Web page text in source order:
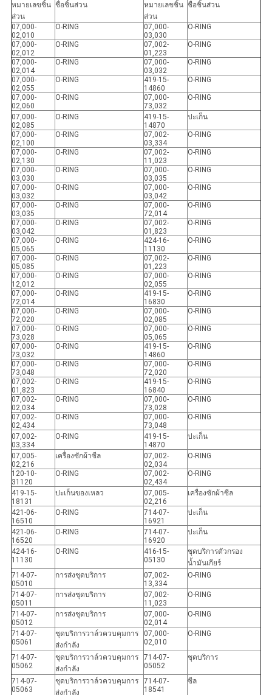
หมายเลขชิ้น
ส่วน
ชื่อชิ้นส่วน
หมายเลขชิ้น
ส่วน
ชื่อชิ้นส่วน
07,000-
02,010
O-RING
07,000-
03,030
O-RING
07,000-
02,012
O-RING
07,002-
01,223
O-RING
07,000-
02,014
O-RING
07,000-
03,032
O-RING
07,000-
02,055
O-RING
419-15-
14860
O-RING
07,000-
02,060
O-RING
07,000-
73,032
O-RING
07,000-
02,085
O-RING
419-15-
14870
ปะเก็น
07,000-
02,100
O-RING
07,002-
03,334
O-RING
07,000-
02,130
O-RING
07,002-
11,023
O-RING
07,000-
03,030
O-RING
07,000-
03,035
O-RING
07,000-
03,032
O-RING
07,000-
03,042
O-RING
07,000-
03,035
O-RING
07,000-
72,014
O-RING
07,000-
03,042
O-RING
07,002-
01,823
O-RING
07,000-
05,065
O-RING
424-16-
11130
O-RING
07,000-
05,085
O-RING
07,002-
01,223
O-RING
07,000-
12,012
O-RING
07,000-
02,055
O-RING
07,000-
72,014
O-RING
419-15-
16830
O-RING
07,000-
72,020
O-RING
07,000-
02,085
O-RING
07,000-
73,028
O-RING
07,000-
05,065
O-RING
07,000-
73,032
O-RING
419-15-
14860
O-RING
07,000-
73,048
O-RING
07,000-
72,020
O-RING
07,002-
01,823
O-RING
419-15-
16840
O-RING
07,002-
02,034
O-RING
07,000-
73,028
O-RING
07,002-
02,434
O-RING
07,000-
73,048
O-RING
07,002-
03,334
O-RING
419-15-
14870
ปะเก็น
07,005-
02,216
เครื่องซักผ้าซีล
07,002-
02,034
O-RING
120-10-
31120
O-RING
07,002-
02,434
O-RING
419-15-
18131
ปะเก็นของเหลว
07,005-
02,216
เครื่องซักผ้าซีล
421-06-
16510
O-RING
714-07-
16921
ปะเก็น
421-06-
16520
O-RING
714-07-
16920
ปะเก็น
424-16-
11130
O-RING
416-15-
05130
ชุดบริการตัวกรอง
น้ำมันเกียร์
714-07-
05010
การส่งชุดบริการ
07,002-
13,334
O-RING
714-07-
05011
การส่งชุดบริการ
07,002-
11,023
O-RING
714-07-
05012
การส่งชุดบริการ
07,000-
02,014
O-RING
714-07-
05061
ชุดบริการวาล์วควบคุมการ
ส่งกำลัง
07,000-
02,010
O-RING
714-07-
05062
ชุดบริการวาล์วควบคุมการ
ส่งกำลัง
714-07-
05052
ชุดบริการ
714-07-
05063
ชุดบริการวาล์วควบคุมการ
ส่งกำลัง
714-07-
18541
ซีล